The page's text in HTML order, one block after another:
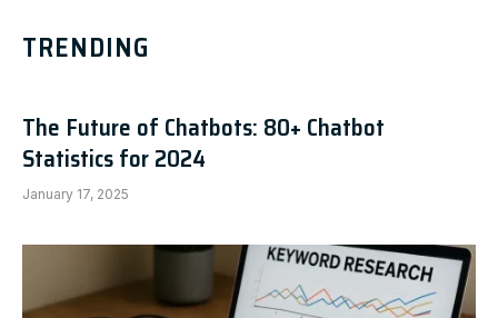
TRENDING
The Future of Chatbots: 80+ Chatbot
Statistics for 2024
January 17, 2025